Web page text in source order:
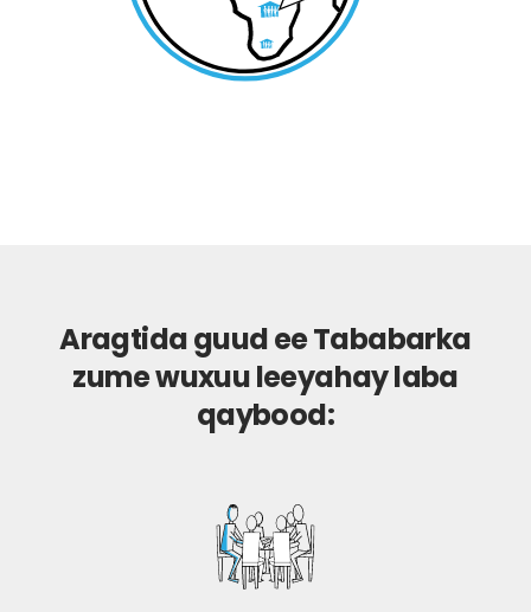
Aragtida guud ee Tababarka
zume wuxuu leeyahay laba
qaybood: